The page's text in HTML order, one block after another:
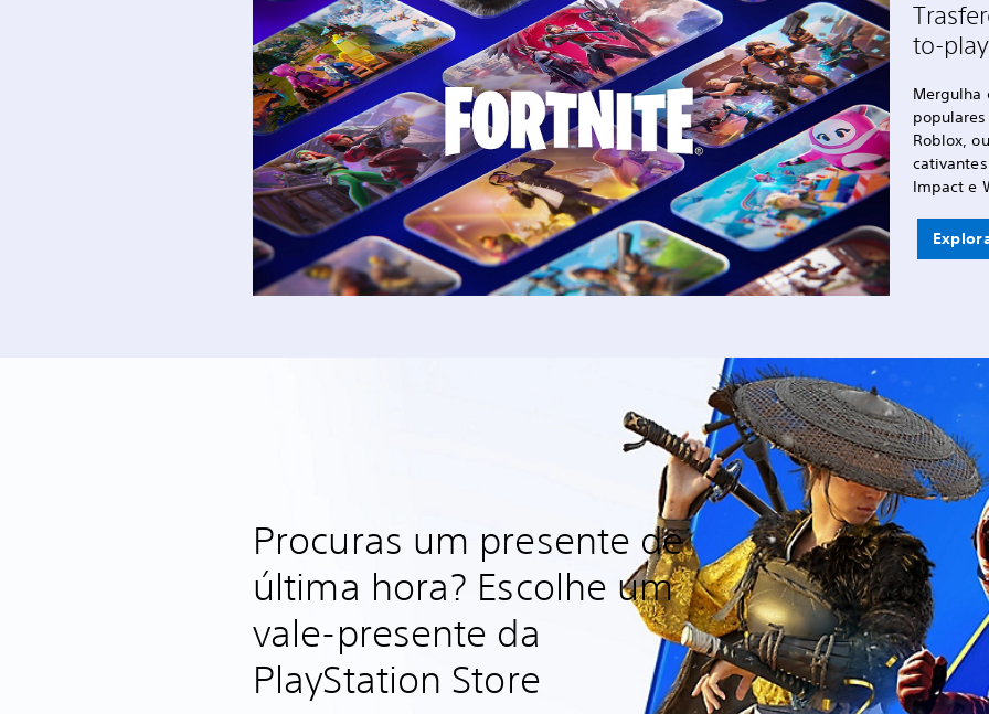
to-play
Mergulha
Roblox,
Impact e
Procuras um presente de
última hora? Escolhe um
vale-presente da
PlayStation Store